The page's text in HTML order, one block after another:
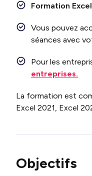
Formation
Vous pouvez
séances avec
Pour les
entreprises.
La formation est
Excel 2021, Excel
Objectifs